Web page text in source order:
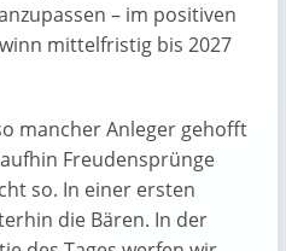
– im positiven
mittelfristig bis 2027
mancher Anleger gehofft
Freudensprünge
so. In einer ersten
die Bären. In der